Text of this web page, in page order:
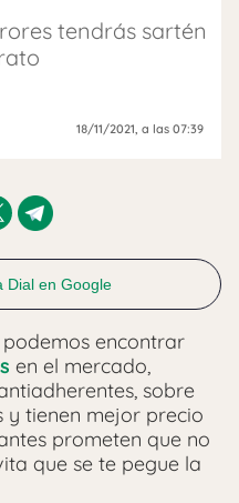
tendrás sartén
18/11/2021, a las 07:39
Dial en Google
encontrar
en el mercado,
sobre
y tienen mejor precio
prometen que no
que se te pegue la